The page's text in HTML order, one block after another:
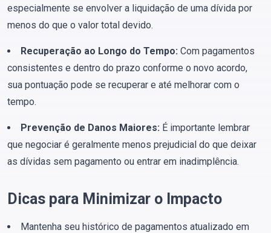
especialmente se envolver a liquidação de uma dívida por
menos do que o valor total devido.
Recuperação ao Longo do Tempo: Com pagamentos
consistentes e dentro do prazo conforme o novo acordo,
sua pontuação pode se recuperar e até melhorar com o
tempo.
Prevenção de Danos Maiores: É importante lembrar
que negociar é geralmente menos prejudicial do que deixar
as dívidas sem pagamento ou entrar em inadimplência.
Dicas para Minimizar o Impacto
Mantenha seu histórico de pagamentos atualizado em